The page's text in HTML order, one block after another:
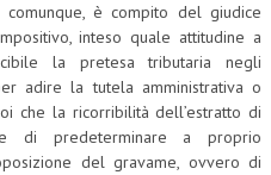
è compito del giudice
inteso quale attitudine a
la pretesa tributaria negli
adire la tutela amministrativa o
che la ricorribilità dell’estratto di
di predeterminare a proprio
del gravame, ovvero di